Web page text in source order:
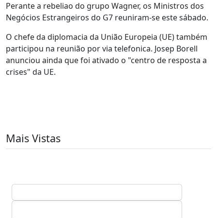
Perante a rebeliao do grupo Wagner, os Ministros dos
Negócios Estrangeiros do G7 reuniram-se este sábado.
O chefe da diplomacia da União Europeia (UE) também
participou na reunião por via telefonica. Josep Borell
anunciou ainda que foi ativado o "centro de resposta a
crises" da UE.
Mais Vistas